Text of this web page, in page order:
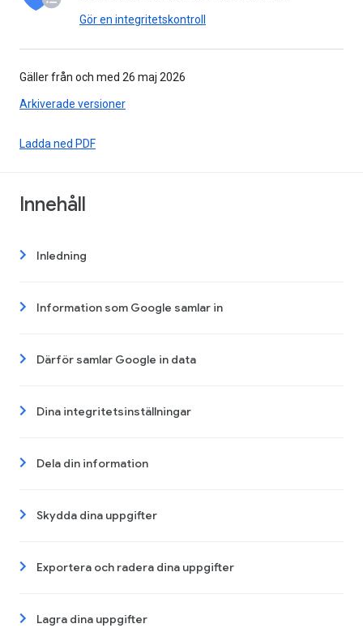
Gör en integritetskontroll
Gäller från och med 26 maj 2026
Arkiverade versioner
Ladda ned PDF
Innehåll
Inledning
Information som Google samlar in
Därför samlar Google in data
Dina integritetsinställningar
Dela din information
Skydda dina uppgifter
Exportera och radera dina uppgifter
Lagra dina uppgifter